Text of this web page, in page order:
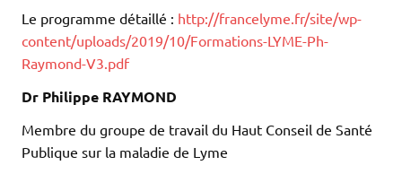
Le programme détaillé : http://francelyme.fr/site/wp-
content/uploads/2019/10/Formations-LYME-Ph-
Raymond-V3.pdf
Dr Philippe RAYMOND
Membre du groupe de travail du Haut Conseil de Santé
Publique sur la maladie de Lyme